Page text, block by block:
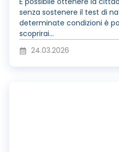
senza sostenere il test di
determinate condizioni è
scoprirai...
24.03.2026